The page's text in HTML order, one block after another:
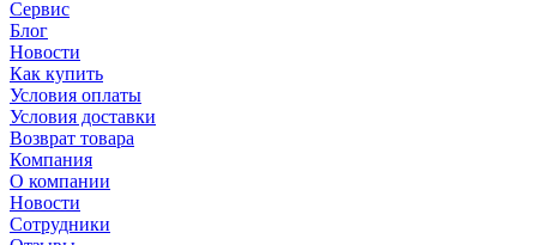
Сервис
Блог
Новости
Как купить
Условия оплаты
Условия доставки
Возврат товара
Компания
О компании
Новости
Сотрудники